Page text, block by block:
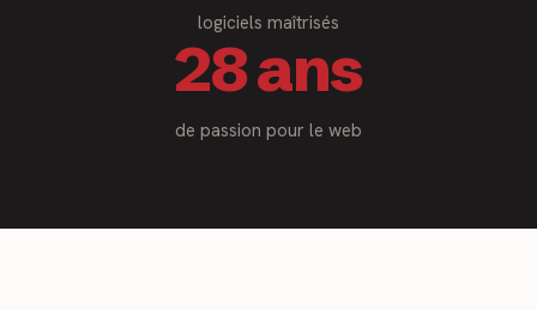
logiciels maîtrisés
28 ans
de passion pour le web